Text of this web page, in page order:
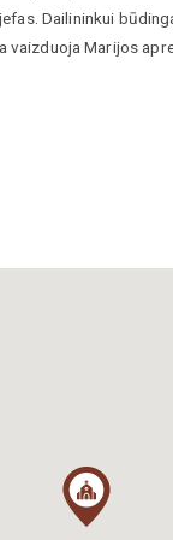
Dailininkui
vaizduoja Marijos